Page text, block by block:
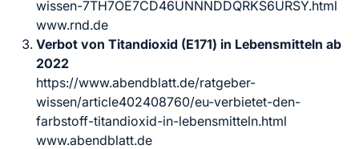
wissen-7TH7OE7CD46UNNNDDQRKS6URSY.html
www.rnd.de
Verbot von Titandioxid (E171) in Lebensmitteln ab
2022
https://www.abendblatt.de/ratgeber-
wissen/article402408760/eu-verbietet-den-
farbstoff-titandioxid-in-lebensmitteln.html
www.abendblatt.de